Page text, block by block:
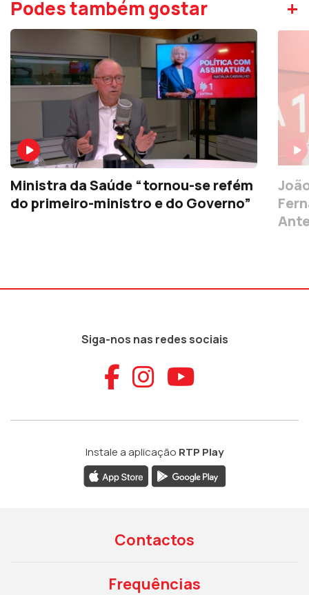
Podes também gostar +
Ministra da Saúde “tornou-se refém
do primeiro-ministro e do Governo”
Siga-nos nas redes sociais
Aceder ao
Aceder ao
Aceder
Instale a aplicação RTP Play
Contactos
Frequências